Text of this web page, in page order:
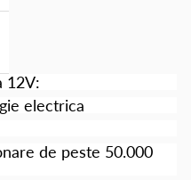
12V:
electrica
de peste 50.000